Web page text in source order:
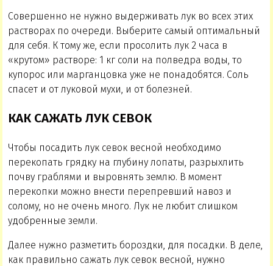
Совершенно не нужно выдерживать лук во всех этих
растворах по очереди. Выберите самый оптимальный
для себя. К тому же, если просолить лук 2 часа в
«крутом» растворе: 1 кг соли на полведра воды, то
купорос или марганцовка уже не понадобятся. Соль
спасет и от луковой мухи, и от болезней.
КАК САЖАТЬ ЛУК СЕВОК
Чтобы посадить лук севок весной необходимо
перекопать грядку на глубину лопаты, разрыхлить
почву граблями и выровнять землю. В момент
перекопки можно внести перепревший навоз и
солому, но не очень много. Лук не любит слишком
удобренные земли.
Далее нужно разметить бороздки, для посадки. В деле,
как правильно сажать лук севок весной, нужно